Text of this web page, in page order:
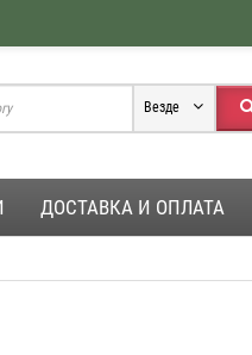
Везде
ДОСТАВКА И ОПЛАТА